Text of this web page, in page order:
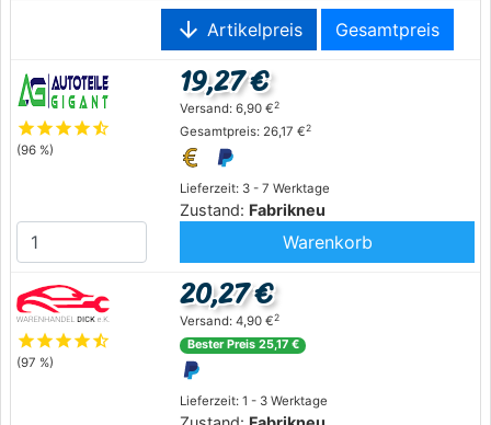
arrow_downward Artikelpreis Gesamtpreis
starstarstarstarstar_half
(96 %)
Lieferzeit: 3 - 7 Werktage
Zustand: Fabrikneu
19,27 €
Versand: 6,90 €2
Gesamtpreis: 26,17 €2
Warenkorb
starstarstarstarstar_half
(97 %)
Lieferzeit: 1 - 3 Werktage
20,27 €
Versand: 4,90 €2
Bester Preis 25,17 €